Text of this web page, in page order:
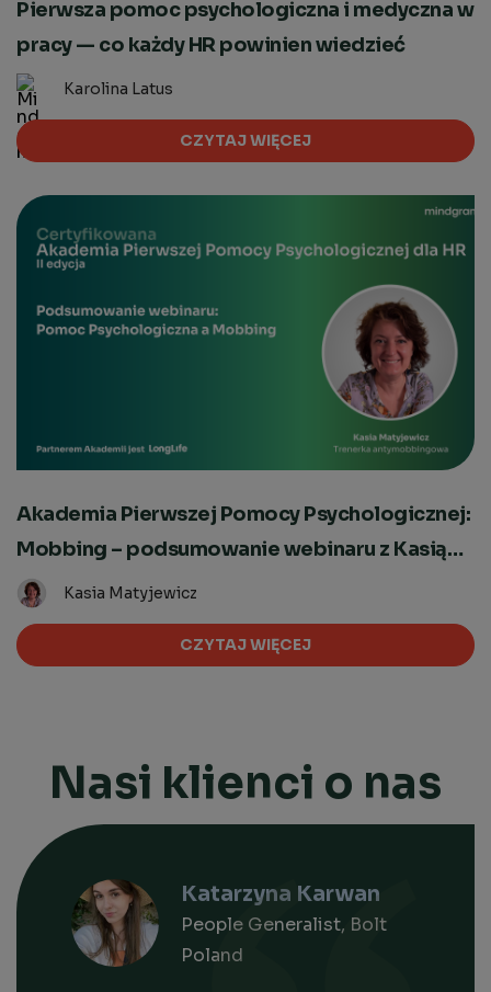
Pierwsza pomoc psychologiczna i medyczna w
pracy — co każdy HR powinien wiedzieć
Karolina Latus
CZYTAJ WIĘCEJ
Akademia Pierwszej Pomocy Psychologicznej:
Mobbing – podsumowanie webinaru z Kasią
Matyjewicz
Kasia Matyjewicz
CZYTAJ WIĘCEJ
Nasi klienci o nas
Katarzyna Karwan
People Generalist, Bolt
Poland